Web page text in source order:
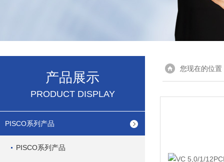
产品展示
PRODUCT DISPLAY
PISCO系列产品
PISCO系列产品
您现在的位置